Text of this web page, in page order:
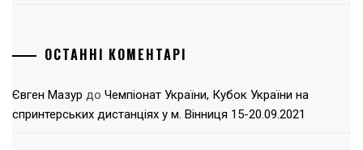
ОСТАННІ КОМЕНТАРІ
Євген Мазур до Чемпіонат України, Кубок України на
спринтерських дистанціях у м. Вінниця 15-20.09.2021